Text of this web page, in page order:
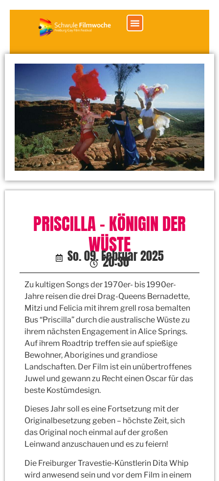
PRISCILLA – KÖNIGIN DER
WÜSTE
So. 09. Februar 2025
20:30
Zu kultigen Songs der 1970er- bis 1990er-
Jahre reisen die drei Drag-Queens Bernadette,
Mitzi und Felicia mit ihrem grell rosa bemalten
Bus “Priscilla” durch die australische Wüste zu
ihrem nächsten Engagement in Alice Springs.
Auf ihrem Roadtrip treffen sie auf spießige
Bewohner, Aborigines und grandiose
Landschaften. Der Film ist ein unübertroffenes
Juwel und gewann zu Recht einen Oscar für das
beste Kostümdesign.
Dieses Jahr soll es eine Fortsetzung mit der
Originalbesetzung geben – höchste Zeit, sich
das Original noch einmal auf der großen
Leinwand anzuschauen und es zu feiern!
Die Freiburger Travestie-Künstlerin Dita Whip
wird anwesend sein und vor dem Film in einem